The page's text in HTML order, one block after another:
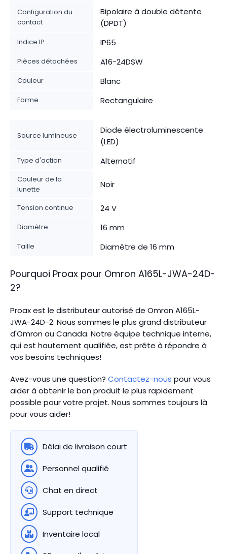
Configuration du
contact
Bipolaire à double détente
(DPDT)
Indice IP IP65
Pièces détachées A16-24DSW
Couleur Blanc
Forme Rectangulaire
Source lumineuse
Diode électroluminescente
(LED)
Type d'action Alternatif
Couleur de la
lunette
Noir
Tension continue 24 V
Diamètre 16 mm
Taille Diamètre de 16 mm
Pourquoi Proax pour Omron A165L-JWA-24D-
2?
Proax est le distributeur autorisé de Omron A165L-
JWA-24D-2. Nous sommes le plus grand distributeur
d'Omron au Canada. Notre équipe technique interne,
qui est hautement qualifiée, est prête à répondre à
vos besoins techniques!
Avez-vous une question? Contactez-nous pour vous
aider à obtenir le bon produit le plus rapidement
possible pour votre projet. Nous sommes toujours là
pour vous aider!
Délai de livraison court
Personnel qualifié
Chat en direct
Support technique
Inventaire local